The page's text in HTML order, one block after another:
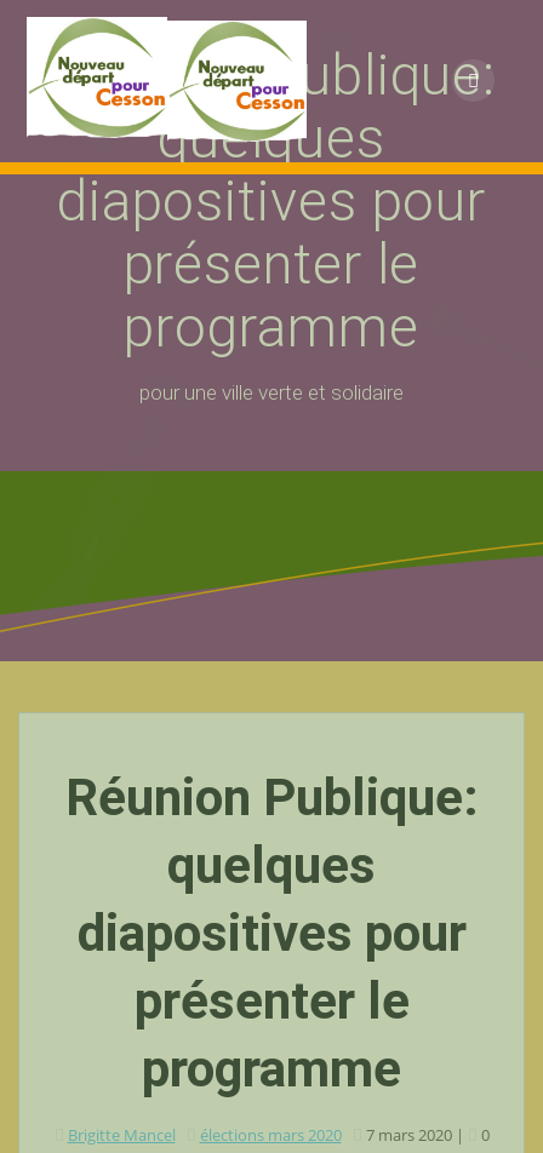
au
contenu
Réunion Publique:
quelques
diapositives pour
présenter le
programme
pour une ville verte et solidaire
Réunion Publique:
quelques
diapositives pour
présenter le
programme
Brigitte Mancel élections mars 2020 7 mars 2020| 0